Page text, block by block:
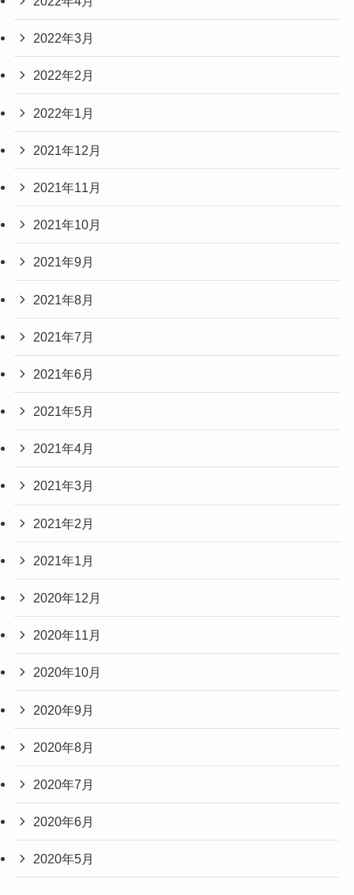
2022年3月
2022年2月
2022年1月
2021年12月
2021年11月
2021年10月
2021年9月
2021年8月
2021年7月
2021年6月
2021年5月
2021年4月
2021年3月
2021年2月
2021年1月
2020年12月
2020年11月
2020年10月
2020年9月
2020年8月
2020年7月
2020年6月
2020年5月